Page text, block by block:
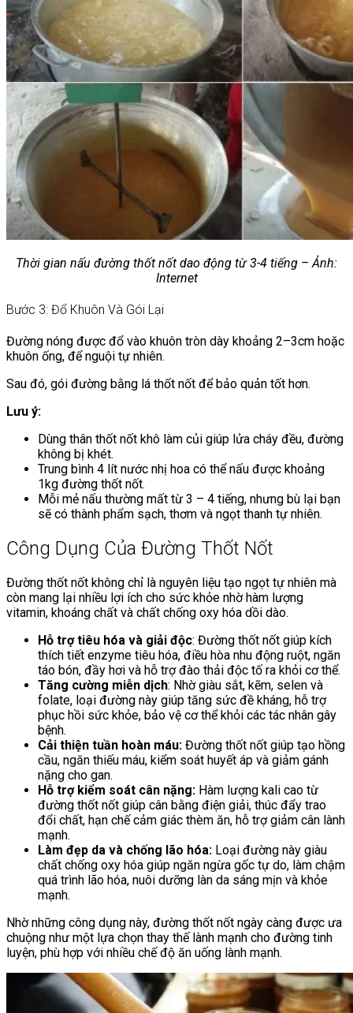
Thời gian nấu đường thốt nốt dao động từ 3-4 tiếng – Ảnh:
Internet
Bước 3: Đổ Khuôn Và Gói Lại
Đường nóng được đổ vào khuôn tròn dày khoảng 2–3cm hoặc
khuôn ống, để nguội tự nhiên.
Sau đó, gói đường bằng lá thốt nốt để bảo quản tốt hơn.
Lưu ý:
Dùng thân thốt nốt khô làm củi giúp lửa cháy đều, đường
không bị khét.
Trung bình 4 lít nước nhị hoa có thể nấu được khoảng
1kg đường thốt nốt.
Mỗi mẻ nấu thường mất từ 3 – 4 tiếng, nhưng bù lại bạn
sẽ có thành phẩm sạch, thơm và ngọt thanh tự nhiên.
Công Dụng Của Đường Thốt Nốt
Đường thốt nốt không chỉ là nguyên liệu tạo ngọt tự nhiên mà
còn mang lại nhiều lợi ích cho sức khỏe nhờ hàm lượng
vitamin, khoáng chất và chất chống oxy hóa dồi dào.
Hỗ trợ tiêu hóa và giải độc: Đường thốt nốt giúp kích
thích tiết enzyme tiêu hóa, điều hòa nhu động ruột, ngăn
táo bón, đầy hơi và hỗ trợ đào thải độc tố ra khỏi cơ thể.
Tăng cường miễn dịch: Nhờ giàu sắt, kẽm, selen và
folate, loại đường này giúp tăng sức đề kháng, hỗ trợ
phục hồi sức khỏe, bảo vệ cơ thể khỏi các tác nhân gây
bệnh.
Cải thiện tuần hoàn máu: Đường thốt nốt giúp tạo hồng
cầu, ngăn thiếu máu, kiểm soát huyết áp và giảm gánh
nặng cho gan.
Hỗ trợ kiểm soát cân nặng: Hàm lượng kali cao từ
đường thốt nốt giúp cân bằng điện giải, thúc đẩy trao
đổi chất, hạn chế cảm giác thèm ăn, hỗ trợ giảm cân lành
mạnh.
Làm đẹp da và chống lão hóa: Loại đường này giàu
chất chống oxy hóa giúp ngăn ngừa gốc tự do, làm chậm
quá trình lão hóa, nuôi dưỡng làn da sáng mịn và khỏe
mạnh.
Nhờ những công dụng này, đường thốt nốt ngày càng được ưa
chuộng như một lựa chọn thay thế lành mạnh cho đường tinh
luyện, phù hợp với nhiều chế độ ăn uống lành mạnh.